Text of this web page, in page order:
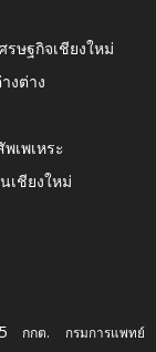
รษฐกิจเชียงใหม่
งต่าง
เพเหระ
เชียงใหม่
กกต. กรมการแพทย์